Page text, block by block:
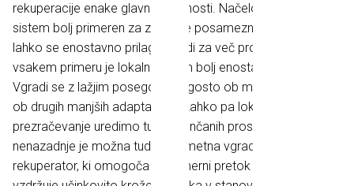
rekuperacije enake glavne prednosti. Načeloma je tak
sistem bolj primeren za zračenje posameznih prostorov, a
lahko se enostavno prilagodi tudi za več prostorov. V
vsakem primeru je lokalni sistem bolj enostavno zasnovan.
Vgradi se z lažjim posegom, pogosto ob menjavi oken ali
ob drugih manjših adaptacijah. Lahko pa lokalno
prezračevanje uredimo tudi v končanih prostorih,
nenazadnje je možna tudi nadometna vgradnja. Vgradi se
rekuperator, ki omogoča dvosmerni pretok zraka in